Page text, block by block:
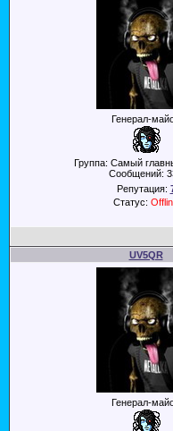
Генерал-
Группа: Самый
Сообщений:
Репутация:
Статус:
UV5QR
Генерал-